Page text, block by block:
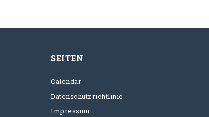
SEITEN
Calendar
Datenschutzrichtlinie
Impressum